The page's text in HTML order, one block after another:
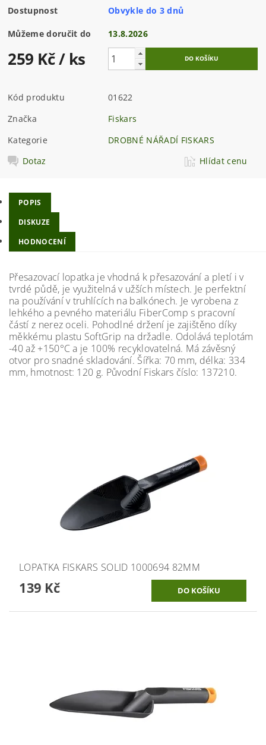
Dostupnost Obvykle do 3 dnů
Můžeme doručit do 13.8.2026
259 Kč/ ks
Kód produktu
01622
Značka
Fiskars
Kategorie
DROBNÉ NÁŘADÍ FISKARS
Dotaz
Hlídat cenu
POPIS
DISKUZE
HODNOCENÍ
Přesazovací lopatka je vhodná k přesazování a pletí i v
tvrdé půdě, je využitelná v užších místech. Je perfektní
na používání v truhlících na balkónech. Je vyrobena z
lehkého a pevného materiálu FiberComp s pracovní
částí z nerez oceli. Pohodlné držení je zajištěno díky
měkkému plastu SoftGrip na držadle. Odolává teplotám
-40 až +150°C a je 100% recyklovatelná. Má závěsný
otvor pro snadné skladování. Šířka: 70 mm, délka: 334
mm, hmotnost: 120 g. Původní Fiskars číslo: 137210.
LOPATKA FISKARS SOLID 1000694 82MM
139 Kč